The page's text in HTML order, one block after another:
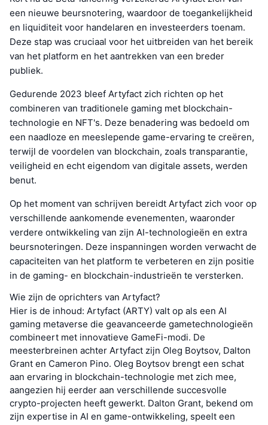
een nieuwe beursnotering, waardoor de toegankelijkheid
en liquiditeit voor handelaren en investeerders toenam.
Deze stap was cruciaal voor het uitbreiden van het bereik
van het platform en het aantrekken van een breder
publiek.
Gedurende 2023 bleef Artyfact zich richten op het
combineren van traditionele gaming met blockchain-
technologie en NFT's. Deze benadering was bedoeld om
een naadloze en meeslepende game-ervaring te creëren,
terwijl de voordelen van blockchain, zoals transparantie,
veiligheid en echt eigendom van digitale assets, werden
benut.
Op het moment van schrijven bereidt Artyfact zich voor op
verschillende aankomende evenementen, waaronder
verdere ontwikkeling van zijn AI-technologieën en extra
beursnoteringen. Deze inspanningen worden verwacht de
capaciteiten van het platform te verbeteren en zijn positie
in de gaming- en blockchain-industrieën te versterken.
Wie zijn de oprichters van Artyfact?
Hier is de inhoud: Artyfact (ARTY) valt op als een AI
gaming metaverse die geavanceerde gametechnologieën
combineert met innovatieve GameFi-modi. De
meesterbreinen achter Artyfact zijn Oleg Boytsov, Dalton
Grant en Cameron Pino. Oleg Boytsov brengt een schat
aan ervaring in blockchain-technologie met zich mee,
aangezien hij eerder aan verschillende succesvolle
crypto-projecten heeft gewerkt. Dalton Grant, bekend om
zijn expertise in AI en game-ontwikkeling, speelt een